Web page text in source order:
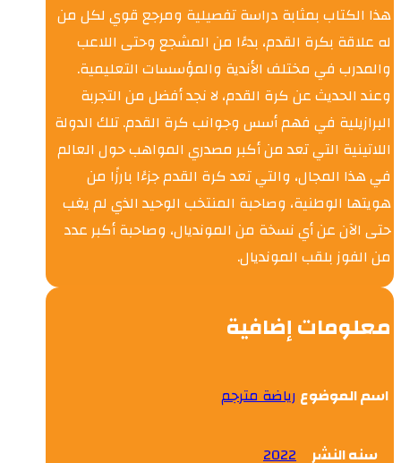
هذا الكتاب بمثابة دراسة تفصيلية ومرجع قوي لكل من
له علاقة بكرة القدم، بدءًا من المشجع وحتى اللاعب
والمدرب في مختلف الأندية والمؤسسات التعليمية.
وعند الحديث عن كرة القدم، لا نجد أفضل من التجربة
البرازيلية في فهم أسس وجوانب كرة القدم. تلك الدولة
اللاتينية التي تعد من أكبر مصدري المواهب حول العالم
في هذا المجال، والتي تعد كرة القدم جزءًا بارزًا من
هويتها الوطنية، وصاحبة المنتخب الوحيد الذي لم يغب
حتى الآن عن أي نسخة من المونديال، وصاحبة أكبر عدد
من الفوز بلقب المونديال.
معلومات إضافية
اسم الموضوع رياضة مترجم
سنه النشر 2022